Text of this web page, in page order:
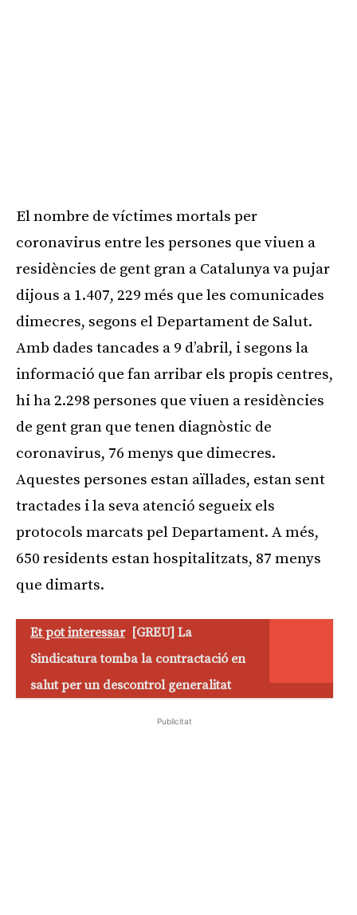
El nombre de víctimes mortals per
coronavirus entre les persones que viuen a
residències de gent gran a Catalunya va pujar
dijous a 1.407, 229 més que les comunicades
dimecres, segons el Departament de Salut.
Amb dades tancades a 9 d’abril, i segons la
informació que fan arribar els propis centres,
hi ha 2.298 persones que viuen a residències
de gent gran que tenen diagnòstic de
coronavirus, 76 menys que dimecres.
Aquestes persones estan aïllades, estan sent
tractades i la seva atenció segueix els
protocols marcats pel Departament. A més,
650 residents estan hospitalitzats, 87 menys
que dimarts.
Et pot interessar [GREU] La
Sindicatura tomba la contractació en
salut per un descontrol generalitat
Publicitat